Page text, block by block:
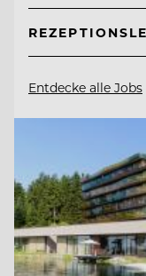
Entdecke alle Jobs